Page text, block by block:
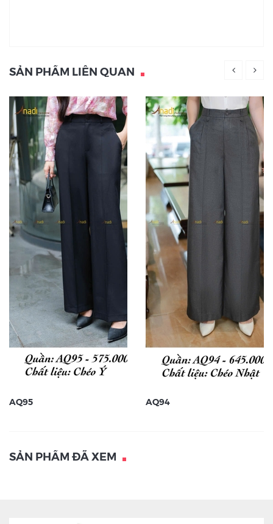
SẢN PHẨM LIÊN QUAN
AQ95 AQ94
SẢN PHẨM ĐÃ XEM